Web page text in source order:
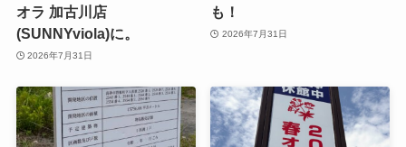
オラ 加古川店
(SUNNYviola)に。
2026年7月31日
も！
2026年7月31日